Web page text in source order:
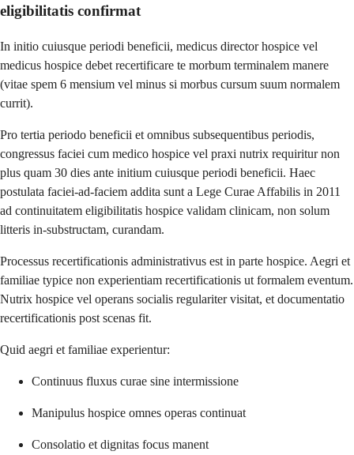
eligibilitatis confirmat
In initio cuiusque periodi beneficii, medicus director hospice vel
medicus hospice debet recertificare te morbum terminalem manere
(vitae spem 6 mensium vel minus si morbus cursum suum normalem
currit).
Pro tertia periodo beneficii et omnibus subsequentibus periodis,
congressus faciei cum medico hospice vel praxi nutrix requiritur non
plus quam 30 dies ante initium cuiusque periodi beneficii. Haec
postulata faciei-ad-faciem addita sunt a Lege Curae Affabilis in 2011
ad continuitatem eligibilitatis hospice validam clinicam, non solum
litteris in-substructam, curandam.
Processus recertificationis administrativus est in parte hospice. Aegri et
familiae typice non experientiam recertificationis ut formalem eventum.
Nutrix hospice vel operans socialis regulariter visitat, et documentatio
recertificationis post scenas fit.
Quid aegri et familiae experientur:
Continuus fluxus curae sine intermissione
Manipulus hospice omnes operas continuat
Consolatio et dignitas focus manent